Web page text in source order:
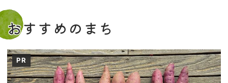
おすすめのまち
PR